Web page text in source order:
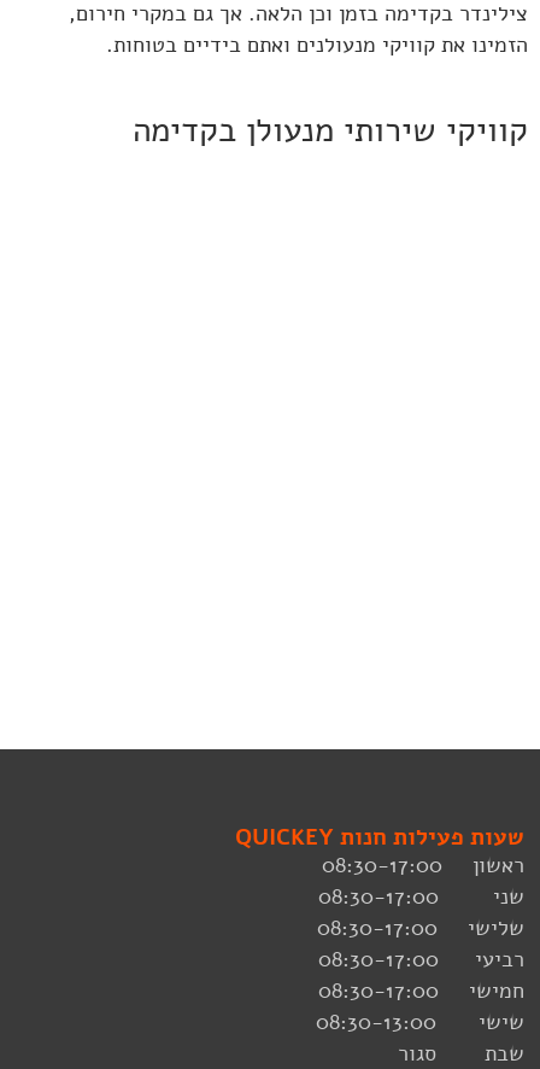
צילינדר בקדימה בזמן וכן הלאה. אך גם במקרי חירום,
הזמינו את קוויקי מנעולנים ואתם בידיים בטוחות.
קוויקי שירותי מנעולן בקדימה
שעות פעילות חנות QUICKEY
ראשון 08:30-17:00
שני 08:30-17:00
שלישי 08:30-17:00
רביעי 08:30-17:00
חמישי 08:30-17:00
שישי 08:30-13:00
שבת סגור